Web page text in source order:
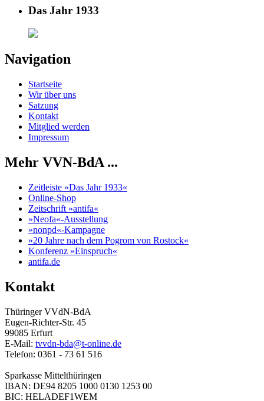
Das Jahr 1933
Navigation
Startseite
Wir über uns
Satzung
Kontakt
Mitglied werden
Impressum
Mehr VVN-BdA ...
Zeitleiste »Das Jahr 1933«
Online-Shop
Zeitschrift »antifa«
»Neofa«-Ausstellung
»nonpd«-Kampagne
»20 Jahre nach dem Pogrom von Rostock«
Konferenz »Einspruch«
antifa.de
Kontakt
Thüringer VVdN-BdA
Eugen-Richter-Str. 45
99085 Erfurt
E-Mail: tvvdn-bda@t-online.de
Telefon: 0361 - 73 61 516
Sparkasse Mittelthüringen
IBAN: DE94 8205 1000 0130 1253 00
BIC: HELADEF1WEM